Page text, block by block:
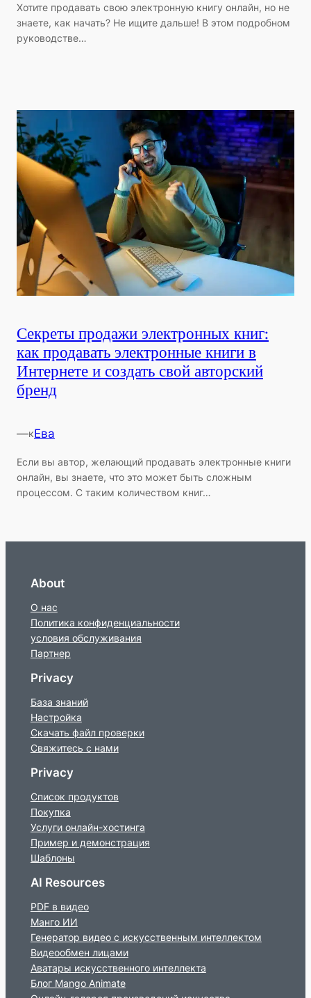
Хотите продавать свою электронную книгу онлайн, но не
знаете, как начать? Не ищите дальше! В этом подробном
руководстве…
Секреты продажи электронных книг:
как продавать электронные книги в
Интернете и создать свой авторский
бренд
—кЕва
Если вы автор, желающий продавать электронные книги
онлайн, вы знаете, что это может быть сложным
процессом. С таким количеством книг…
About
О нас
Политика конфиденциальности
условия обслуживания
Партнер
Privacy
База знаний
Настройка
Скачать файл проверки
Свяжитесь с нами
Privacy
Список продуктов
Покупка
Услуги онлайн-хостинга
Пример и демонстрация
Шаблоны
AI Resources
PDF в видео
Манго ИИ
Генератор видео с искусственным интеллектом
Видеообмен лицами
Аватары искусственного интеллекта
Блог Mango Animate